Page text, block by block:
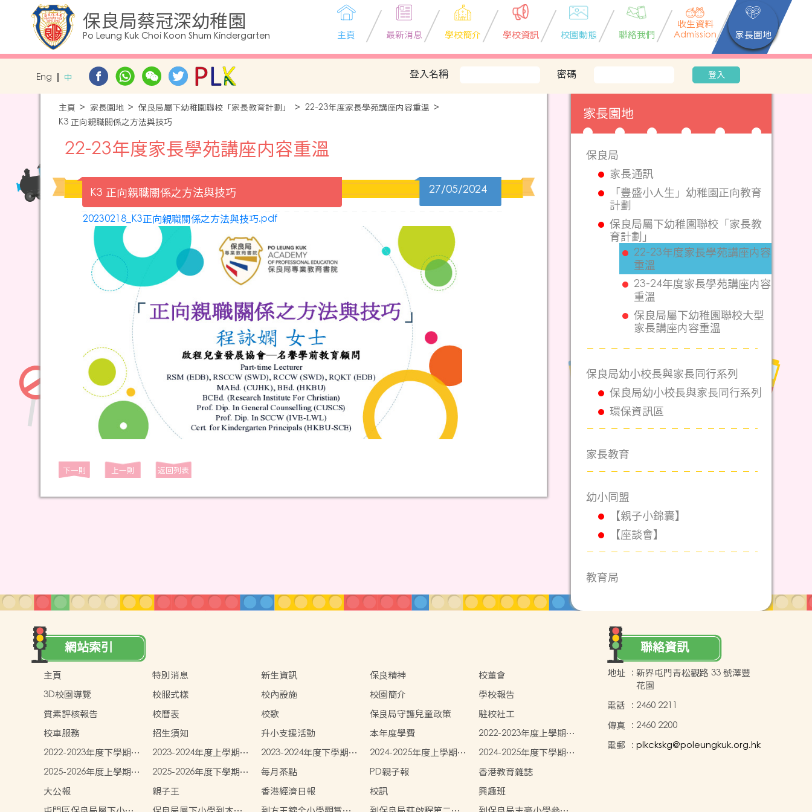
保良局蔡冠深幼稚園
Po Leung Kuk Choi Koon Shum Kindergarten 主頁 最新消息 學校簡介 學校資訊 校園動態 聯絡我們
收生資料
Admission
家長園地
Eng 中 登入名稱 密碼 登入
主頁 家長園地 保良局屬下幼稚園聯校「家長教育計劃」
22-23年度家長學苑講座内容重溫
K3 正向親職關係之方法與技巧
22-23年度家長學苑講座内容重溫
K3 正向親職關係之方法與技巧 27/05/2024
20230218_K3正向親職關係之方法與技巧.pdf
下一則 上一則 返回列表
家長園地
保良局
家長通訊
「豐盛小人生」幼稚園正向教育
計劃
保良局屬下幼稚園聯校「家長教
育計劃」
22-23年度家長學苑講座内容
重溫
23-24年度家長學苑講座内容
重溫
保良局屬下幼稚園聯校大型
家長講座内容重溫
保良局幼小校長與家長同行系列
保良局幼小校長與家長同行系列
環保資訊區
家長教育
幼小同盟
【親子小錦囊】
【座談會】
教育局
網站索引
主頁 特別消息 新生資訊 保良精神
校董會
3D校園導覽
校服式樣 校內設施 校園簡介
學校報告
質素評核報告
校曆表 校歌 保良局守護兒童政策
駐校社工
校車服務
招生須知 升小支援活動 本年度學費
2022-2023年度上學期學
生書簿雜費
2022-2023年度下學期學
生書簿雜費
2023-2024年度上學期學
生書簿雜費
2023-2024年度下學期學
生書簿雜費
2024-2025年度上學期學
生書簿雜費
2024-2025年度下學期學
生書簿雜費
2025-2026年度上學期學
生書簿雜費
2025-2026年度下學期學
生書簿雜費
每月茶點 PD親子報
香港教育雜誌
大公報
親子王 香港經濟日報 校訊
興趣班
聯絡資訊
地址 : 新界屯門青松觀路 33 號澤豐
花園
電話 : 2460 2211
傳真 : 2460 2200
電郵 : plkckskg@poleungkuk.org.hk